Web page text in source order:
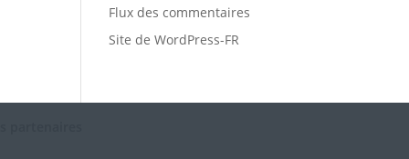
Flux des commentaires
Site de WordPress-FR